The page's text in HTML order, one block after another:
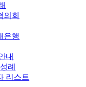
의회
은행
내
례
리스트